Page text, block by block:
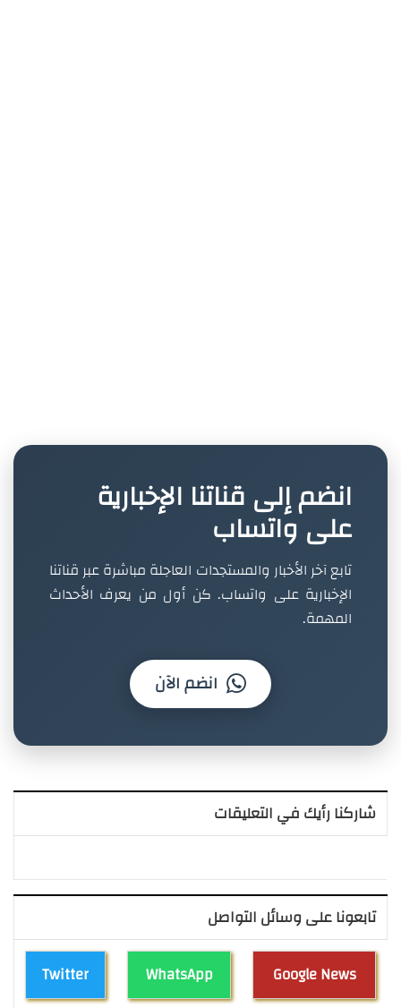
انضم إلى قناتنا الإخبارية
على واتساب
تابع آخر الأخبار والمستجدات العاجلة مباشرة عبر قناتنا
الإخبارية على واتساب. كن أول من يعرف الأحداث
المهمة.
انضم الآن
شاركنا رأيك في التعليقات
تابعونا على وسائل التواصل
Twitter WhatsApp Google News